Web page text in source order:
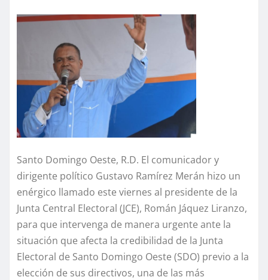
Santo Domingo Oeste, R.D. El comunicador y
dirigente político Gustavo Ramírez Merán hizo un
enérgico llamado este viernes al presidente de la
Junta Central Electoral (JCE), Román Jáquez Liranzo,
para que intervenga de manera urgente ante la
situación que afecta la credibilidad de la Junta
Electoral de Santo Domingo Oeste (SDO) previo a la
elección de sus directivos, una de las más